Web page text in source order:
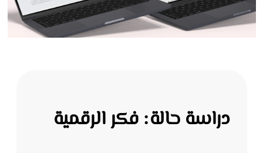
دراسة حالة: فكر الرقمية